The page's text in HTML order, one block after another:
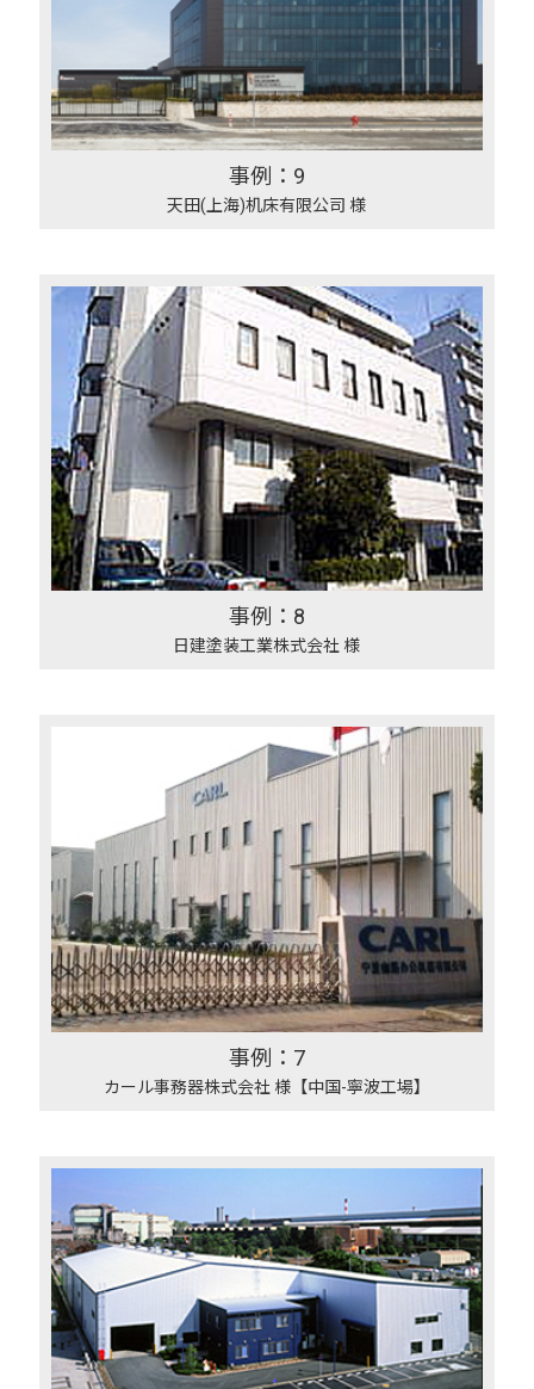
事例：9
天田(上海)机床有限公司 様
事例：8
日建塗装工業株式会社 様
事例：7
カール事務器株式会社 様【中国-寧波工場】